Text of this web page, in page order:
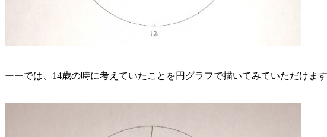
ーーでは、14歳の時に考えていたことを円グラフで描いてみていただけます